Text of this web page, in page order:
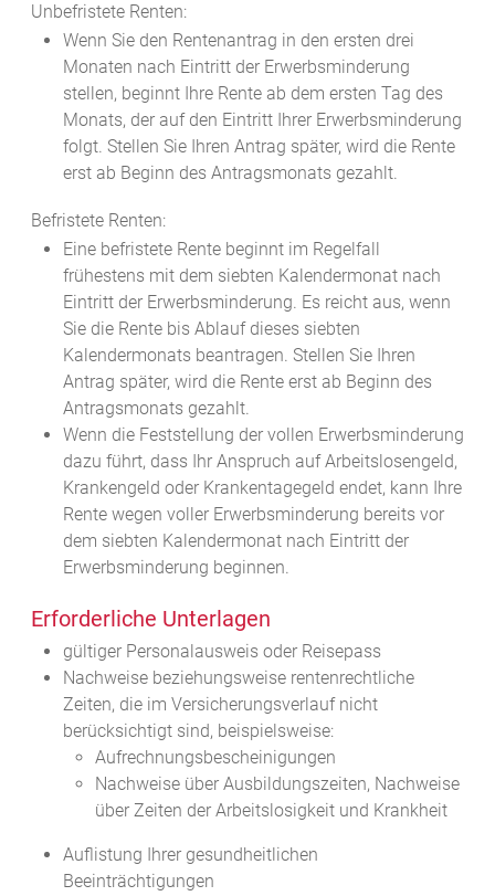
Unbefristete Renten:
Wenn Sie den Rentenantrag in den ersten drei
Monaten nach Eintritt der Erwerbsminderung
stellen, beginnt Ihre Rente ab dem ersten Tag des
Monats, der auf den Eintritt Ihrer Erwerbsminderung
folgt. Stellen Sie Ihren Antrag später, wird die Rente
erst ab Beginn des Antragsmonats gezahlt.
Befristete Renten:
Eine befristete Rente beginnt im Regelfall
frühestens mit dem siebten Kalendermonat nach
Eintritt der Erwerbsminderung. Es reicht aus, wenn
Sie die Rente bis Ablauf dieses siebten
Kalendermonats beantragen. Stellen Sie Ihren
Antrag später, wird die Rente erst ab Beginn des
Antragsmonats gezahlt.
Wenn die Feststellung der vollen Erwerbsminderung
dazu führt, dass Ihr Anspruch auf Arbeitslosengeld,
Krankengeld oder Krankentagegeld endet, kann Ihre
Rente wegen voller Erwerbsminderung bereits vor
dem siebten Kalendermonat nach Eintritt der
Erwerbsminderung beginnen.
Erforderliche Unterlagen
gültiger Personalausweis oder Reisepass
Nachweise beziehungsweise rentenrechtliche
Zeiten, die im Versicherungsverlauf nicht
berücksichtigt sind, beispielsweise:
Aufrechnungsbescheinigungen
Nachweise über Ausbildungszeiten, Nachweise
über Zeiten der Arbeitslosigkeit und Krankheit
Auflistung Ihrer gesundheitlichen
Beeinträchtigungen